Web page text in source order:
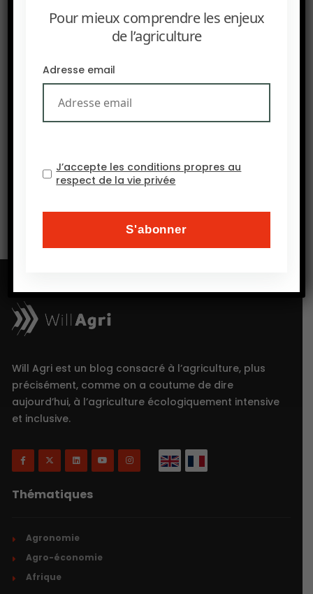
1er juin 2026, Pastoralisme, parcours et regards
transverses au Cirad, visioconférence
Will Agri est un blog consacré à l’agriculture, plus
précisément, comme on a coutume de dire
aujourd’hui, à l’agriculture écologiquement intensive
et inclusive.
Thématiques
Agronomie
Agro-économie
Afrique
Pour mieux comprendre les enjeux
de l’agriculture
Adresse email
J’accepte les conditions propres au
respect de la vie privée